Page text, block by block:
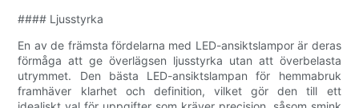
#### Ljusstyrka
En av de främsta fördelarna med LED-ansiktslampor är deras
förmåga att ge överlägsen ljusstyrka utan att överbelasta
utrymmet. Den bästa LED-ansiktslampan för hemmabruk
framhäver klarhet och definition, vilket gör den till ett